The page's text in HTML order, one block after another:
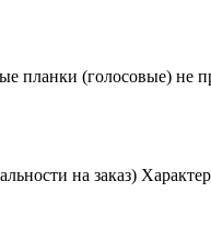
планки (голосовые) не
на заказ)